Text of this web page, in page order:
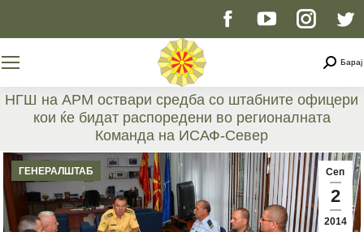
Facebook
opens
in
new
window
YouTube
opens
new
window
page
opens
new
window
Барај
НГШ на АРМ оствари средба со штабните офицери
кои ќе бидат распоредени во регионалната
Команда на ИСАФ-Север
You are here:
Сеп
2
2014
ГЕНЕРАЛШТАБ